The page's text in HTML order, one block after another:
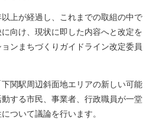
上が経過し、これまでの取組の中で
向け、現状に即した内容へと改定を
ンまちづくりガイドライン改定委員
関駅周辺斜面地エリアの新しい可能
する市民、事業者、行政職員が一堂
ついて議論を行います。